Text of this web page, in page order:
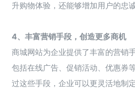
升购物体验，还能够增加用户的忠诚
4、丰富营销手段，创造更多商机
商城网站为企业提供了丰富的营销
包括在线广告、促销活动、优惠券
过这些手段，企业可以更灵活地制